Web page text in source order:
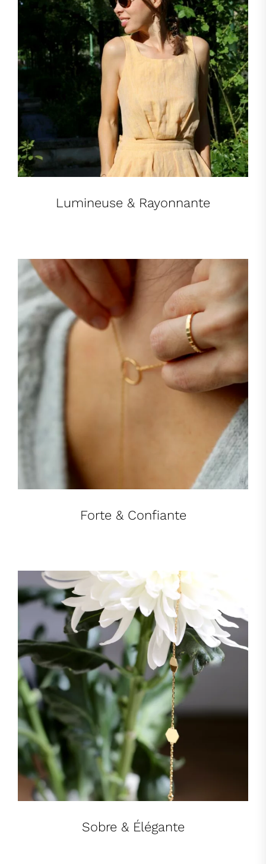
Lumineuse & Rayonnante
Forte & Confiante
Sobre & Élégante